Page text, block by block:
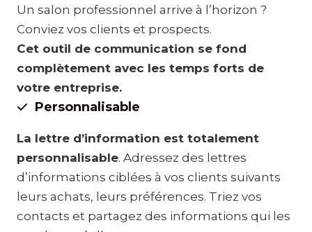
Un salon professionnel arrive à l’horizon ?
Conviez vos clients et prospects.
Cet outil de communication se fond
complètement avec les temps forts de
votre entreprise.
Personnalisable
La lettre d’information est totalement
personnalisable. Adressez des lettres
d’informations ciblées à vos clients suivants
leurs achats, leurs préférences. Triez vos
contacts et partagez des informations qui les